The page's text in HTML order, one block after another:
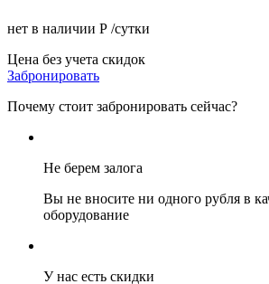
нет в наличии Р /сутки
Цена без учета скидок
Забронировать
Почему стоит забронировать сейчас?
Не берем залога
Вы не вносите ни одного рубля в
оборудование
У нас есть скидки